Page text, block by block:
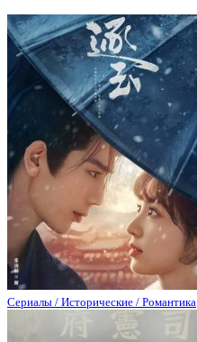
Сериалы / Исторические / Романтика